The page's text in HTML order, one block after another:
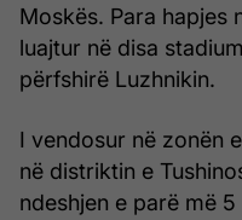
Moskës. Para hapjes
luajtur në disa
përfshirë Luzhnikin.
I vendosur në zonën
në distriktin e
ndeshjen e parë më